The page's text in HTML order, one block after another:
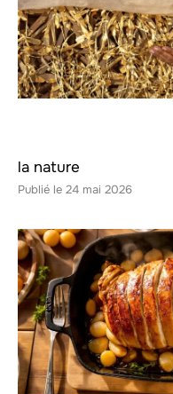
la nature
24 mai 2026